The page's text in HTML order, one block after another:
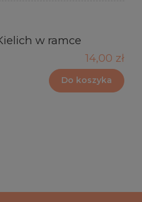
w ramce
14,00 zł
Do koszyka